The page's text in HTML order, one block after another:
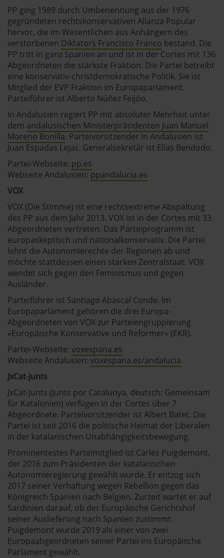
PP ging 1989 durch Umbenennung aus der 1976
gegründeten rechtskonservativen Alianza Popular
hervor, die im Wesentlichen aus Anhängern des
verstorbenen Diktators Francisco Franco bestand. Die
PP tritt in ganz Spanien an und ist in der Cortes mit 136
Abgeordneten die stärkste Fraktion. Die Partei betreibt
eine konservativ-christdemokratische Politik. Sie ist
Mitglied der EVP Fraktion im Europaparlament.
Parteiführer ist Alberto Núñez Feijóo.
In Andalusien regiert PP mit absoluter Mehrheit unter
dem andalusischen Ministerpräsidenten Juan Manuel
Moreno Bonilla. Parteivorsitzender in Andalusien ist
Juan Espadas Lejas. Generalsekretär ist Elías Bendodo.
Partei-Webseite: pp.es
Webseite Andalusien: ppandalucia.es
VOX
VOX (Die Stimme) ist eine rechtsextreme Abspaltung
des PP aus dem Jahr 2013. VOX ist in der Cortes mit 33
Abgeordneten vertreten. Das Parteiprogramm ist
europaskeptisch und nationalkonservativ. Die Partei
lehnt die Autonomierechte der Regionen ab und
möchte stattdessen einen starken Zentralstaat. VOX
wendet sich gegen den Feminismus und gegen
Ausländer.
Parteiführer ist Santiago Abascal Conde. Im
Europaparlament gehören die drei Europa-
Abgeordneten von VOX zur Parteiengruppierung
»Europäische Konservative und Reformer« (EKR).
Partei-Webseite: voxespana.es
Webseite Andalusien: voxespana.es/andalucia
JxCat-Junts
JxCat-Junts (Junts por Catalunya, deutsch: Gemeinsam
für Katalonien) verfügen in der Cortes über 7
Abgeordnete. Parteivorsitzender ist Albert Batet. Die
Partei ist seit 2016 die politische Heimat der Liberalen
in der katalanischen Unabhängigkeitsbewegung.
Prominentestes Parteimitglied ist Carles Puigdemont,
der 2016 zum Präsidenten der katalanischen
Autonomieregierung gewählt wurde. Er entzog sich
2017 seiner Verhaftung wegen Rebellion gegen das
Königreich Spanien nach Belgien. Zurzeit wartet er auf
Sardinien darauf, ob der Europäische Gerichtshof
seiner Auslieferung nach Spanien zustimmt.
Puigdemont wurde 2019 als einer von zwei
Europaabgeordneten seiner Partei ins Europäische
Parlament gewählt.